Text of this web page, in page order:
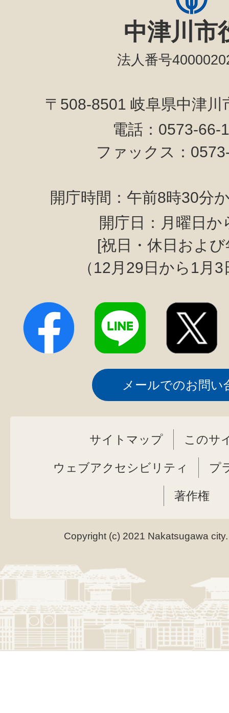
中津川市
法人番号
〒508-8501 岐阜県中津
電話：0573-
ファックス：
開庁時間：午前8時30分
開庁日：月曜日か
[祝日・休日およ
（12月29日から1月
メールでのお問い
サイトマップ このサ
ウェブアクセシビリティ プ
著作権
Copyright (c) 2021 Nakatsugawa